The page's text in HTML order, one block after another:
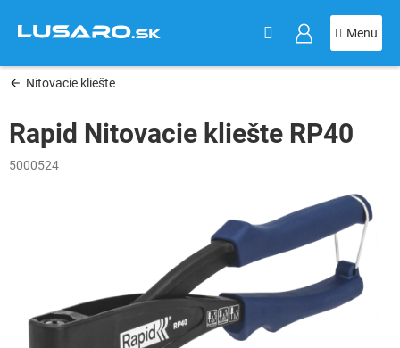
obsah
Nitovacie kliešte
Rapid Nitovacie kliešte RP40
5000524